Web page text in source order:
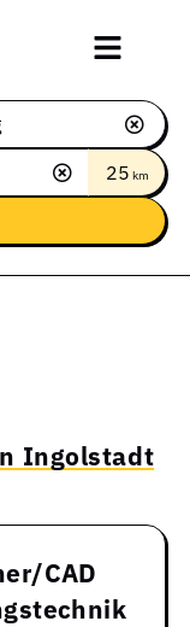
25 km
Ingolstadt
CAD